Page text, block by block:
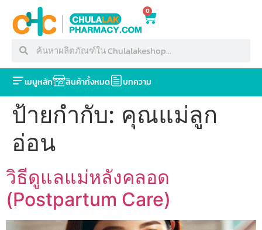
0
เมนูหลัก สินค้าทั้งหมด บทความ
ป้ายกำกับ: คุณแม่ลูก
อ่อน
วิธีดูแลแม่หลังคลอด
(Postpartum Care)